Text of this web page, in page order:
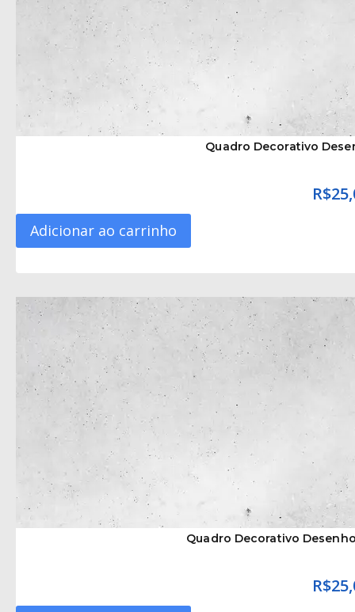
Quadro Decorativo
R$
Adicionar ao carrinho
Quadro Decorativo
R$